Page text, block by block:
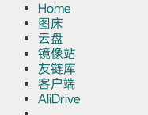
Home
图床
云盘
镜像站
友链库
客户端
AliDrive